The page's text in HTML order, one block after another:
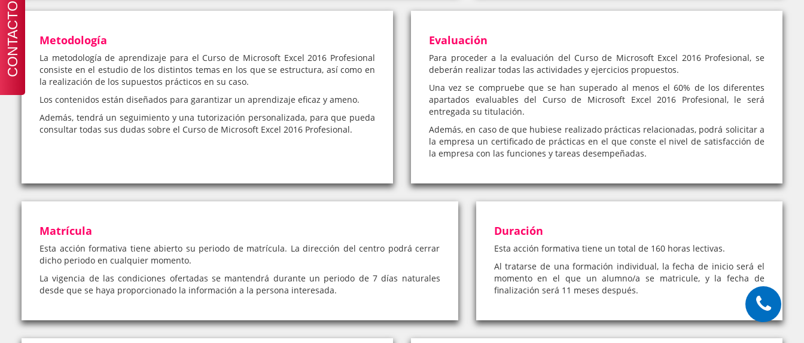
Metodología
La metodología de aprendizaje para el Curso de Microsoft Excel 2016 Profesional
consiste en el estudio de los distintos temas en los que se estructura, así como en
la realización de los supuestos prácticos en su caso.
Los contenidos están diseñados para garantizar un aprendizaje eficaz y ameno.
Además, tendrá un seguimiento y una tutorización personalizada, para que pueda
consultar todas sus dudas sobre el Curso de Microsoft Excel 2016 Profesional.
Evaluación
Para proceder a la evaluación del Curso de Microsoft Excel 2016 Profesional, se
deberán realizar todas las actividades y ejercicios propuestos.
Una vez se compruebe que se han superado al menos el 60% de los diferentes
apartados evaluables del Curso de Microsoft Excel 2016 Profesional, le será
entregada su titulación.
Además, en caso de que hubiese realizado prácticas relacionadas, podrá solicitar a
la empresa un certificado de prácticas en el que conste el nivel de satisfacción de
la empresa con las funciones y tareas desempeñadas.
Matrícula
Esta acción formativa tiene abierto su periodo de matrícula. La dirección del centro podrá cerrar
dicho periodo en cualquier momento.
La vigencia de las condiciones ofertadas se mantendrá durante un periodo de 7 días naturales
desde que se haya proporcionado la información a la persona interesada.
Duración
Esta acción formativa tiene un total de 160 horas lectivas.
Al tratarse de una formación individual, la fecha de inicio será el
momento en el que un alumno/a se matricule, y la fecha de
finalización será 11 meses después.
CONTACTO